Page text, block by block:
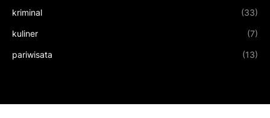
kriminal (33)
kuliner (7)
pariwisata (13)